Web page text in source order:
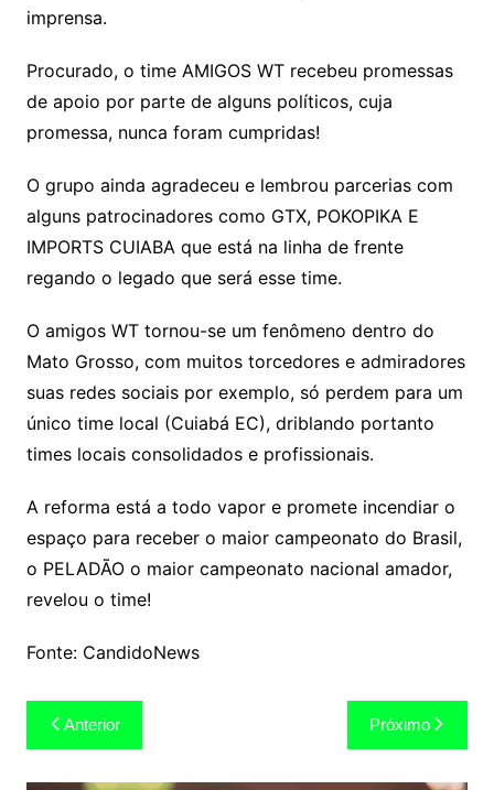
imprensa.
Procurado, o time AMIGOS WT recebeu promessas
de apoio por parte de alguns políticos, cuja
promessa, nunca foram cumpridas!
O grupo ainda agradeceu e lembrou parcerias com
alguns patrocinadores como GTX, POKOPIKA E
IMPORTS CUIABA que está na linha de frente
regando o legado que será esse time.
O amigos WT tornou-se um fenômeno dentro do
Mato Grosso, com muitos torcedores e admiradores
suas redes sociais por exemplo, só perdem para um
único time local (Cuiabá EC), driblando portanto
times locais consolidados e profissionais.
A reforma está a todo vapor e promete incendiar o
espaço para receber o maior campeonato do Brasil,
o PELADÃO o maior campeonato nacional amador,
revelou o time!
Fonte: CandidoNews
Navegação
de
Anterior Próximo